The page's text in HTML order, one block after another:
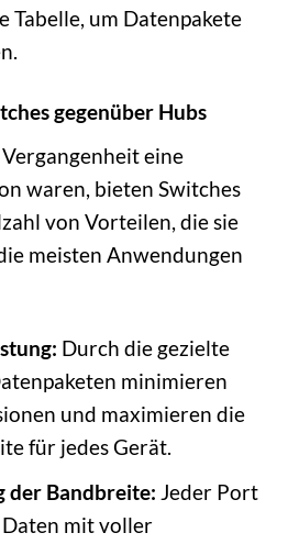
Tabelle, um Datenpakete
gegenüber Hubs
eine
waren, bieten Switches
von Vorteilen, die sie
meisten Anwendungen
Durch die gezielte
minimieren
und maximieren die
für jedes Gerät.
der Bandbreite: Jeder Port
Daten mit voller